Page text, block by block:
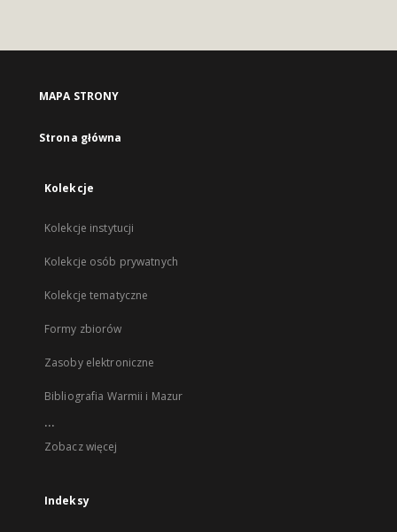
MAPA STRONY
Strona główna
Kolekcje
Kolekcje instytucji
Kolekcje osób prywatnych
Kolekcje tematyczne
Formy zbiorów
Zasoby elektroniczne
Bibliografia Warmii i Mazur
...
Zobacz więcej
Indeksy